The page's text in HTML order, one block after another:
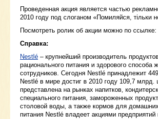
Проведенная акция является частью
2010 году под слоганом «Помиляйся, тільки
Посмотреть ролик об акции можно по ссылке:
Справка:
Nestlé – крупнейший производитель
рационального питания и здорового
сотрудников. Сегодня Nestlé принадлежит
Nestlé в мире достиг в 2010 году 109,7
представлена на рынках напитков,
специального питания, замороженных
столовой воды, а также кормов для
питания Nestlé владеет акциями